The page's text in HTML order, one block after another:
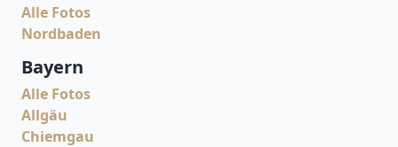
Alle Fotos
Nordbaden
Bayern
Alle Fotos
Allgäu
Chiemgau